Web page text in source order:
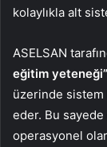
kolaylıkla alt
ASELSAN
eğitim yeteneği”
üzerinde sistem
eder. Bu sayede
operasyonel